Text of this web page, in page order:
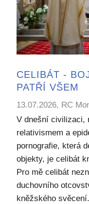
CELIBÁT -
PATŘÍ VŠEM
13.07.2026, RC
V dnešní civilizaci,
relativismem a
pornografie, která
objekty, je celibát
Pro mě celibát
duchovního
kněžského